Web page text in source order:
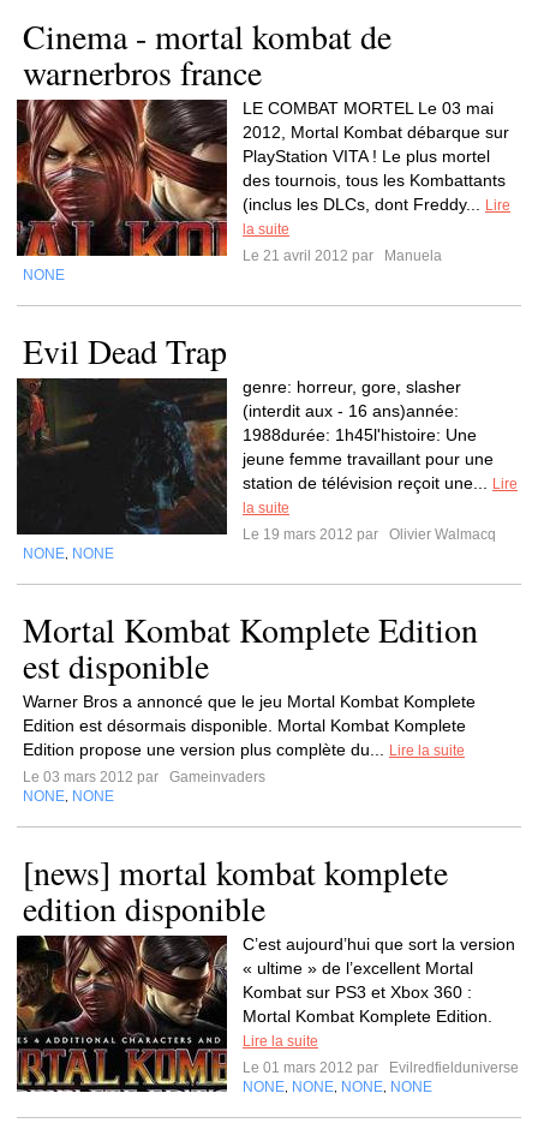
Cinema - mortal kombat de
warnerbros france
LE COMBAT MORTEL Le 03 mai
2012, Mortal Kombat débarque sur
PlayStation VITA ! Le plus mortel
des tournois, tous les Kombattants
(inclus les DLCs, dont Freddy...
Lire
la suite
Le 21 avril 2012 par
Manuela
NONE
Evil Dead Trap
genre: horreur, gore, slasher
(interdit aux - 16 ans)année:
1988durée: 1h45l'histoire: Une
jeune femme travaillant pour une
station de télévision reçoit une...
Lire
la suite
Le 19 mars 2012 par
Olivier Walmacq
NONE NONE
Mortal Kombat Komplete Edition
est disponible
Warner Bros a annoncé que le jeu Mortal Kombat Komplete
Edition est désormais disponible. Mortal Kombat Komplete
Edition propose une version plus complète du...
Lire la suite
Le 03 mars 2012 par
Gameinvaders
NONE NONE
[news] mortal kombat komplete
edition disponible
C’est aujourd’hui que sort la version
« ultime » de l’excellent Mortal
Kombat sur PS3 et Xbox 360 :
Mortal Kombat Komplete Edition.
Lire la suite
Le 01 mars 2012 par
Evilredfielduniverse
NONE NONE NONE NONE